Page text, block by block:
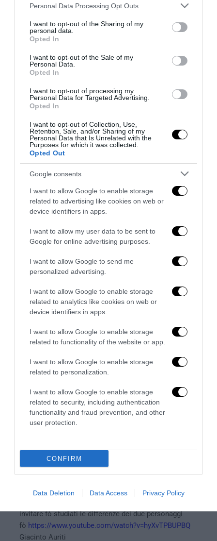
Please note that this website/app uses one or more Google
not limited to your visit or usage behaviour. You may click to
grant or deny consent to Google and its third-party tags to
use your data for below specified purposes in below Google
consent section.
Personal Data Processing Opt Outs
I want to opt-out of the Sharing of my
personal data.
Opted In
I want to opt-out of the Sale of my
Personal Data.
Opted In
I want to opt-out of processing my
Personal Data for Targeted Advertising.
Opted In
I want to opt-out of Collection, Use,
Retention, Sale, and/or Sharing of my
Personal Data that Is Unrelated with the
Purposes for which it was collected.
Opted Out
Google consents
I want to allow Google to enable storage
related to advertising like cookies on web or
device identifiers in apps.
I want to allow my user data to be sent to
Google for online advertising purposes.
I want to allow Google to send me
personalized advertising.
I want to allow Google to enable storage
related to analytics like cookies on web or
device identifiers in apps.
I want to allow Google to enable storage
related to functionality of the website or app.
I want to allow Google to enable storage
related to personalization.
I want to allow Google to enable storage
related to security, including authentication
functionality and fraud prevention, and other
user protection.
CONFIRM
Data Deletion Data Access Privacy Policy
La Regione Campania “scippa” 140milioni di euro
30 Luglio 2026
EMANUELE MASTRANGELO
13 Aprile 2016 - 11:21
Nella chiusa, non sarà “da oggi votare quelli del M5S” e non
“quelli di SeL”?
Caricamento...
ANONIMO
13 Aprile 2016 - 1:00
Non darò più il voto a questo movimento , ha perso i valori
per cui era nato , peccato non possa votare Putin o Assad da
13 Aprile 2016 - 1:46
Caricamento...
Restano comunque meglio di chi parla ma poi finisce
sempre a fare la bassa manovalanza del berlusca o del
confortevole e statico centro destra italiano.
ANONIMO
invitare fò studiati le differenze dei due personaggi
fò https://www.youtube.com/watch?v=hyXvTPBUPBQ
Giacinto Auriti
REPLY